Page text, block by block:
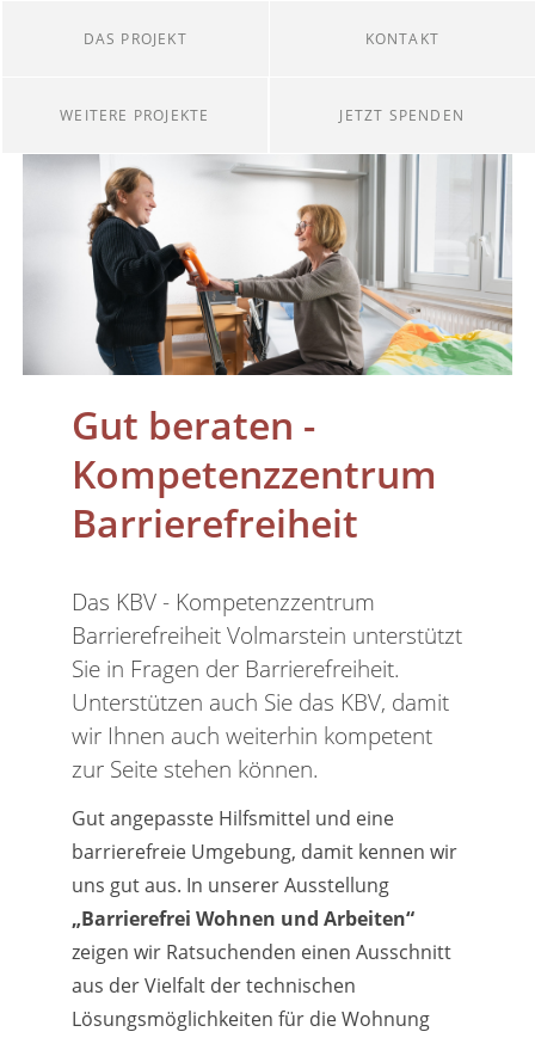
DAS PROJEKT KONTAKT
WEITERE PROJEKTE JETZT SPENDEN
Gut beraten -
Kompetenzzentrum
Barrierefreiheit
Das KBV - Kompetenzzentrum
Barrierefreiheit Volmarstein unterstützt
Sie in Fragen der Barrierefreiheit.
Unterstützen auch Sie das KBV, damit
wir Ihnen auch weiterhin kompetent
zur Seite stehen können.
Gut angepasste Hilfsmittel und eine
barrierefreie Umgebung, damit kennen wir
uns gut aus. In unserer Ausstellung
„Barrierefrei Wohnen und Arbeiten“
zeigen wir Ratsuchenden einen Ausschnitt
aus der Vielfalt der technischen
Lösungsmöglichkeiten für die Wohnung